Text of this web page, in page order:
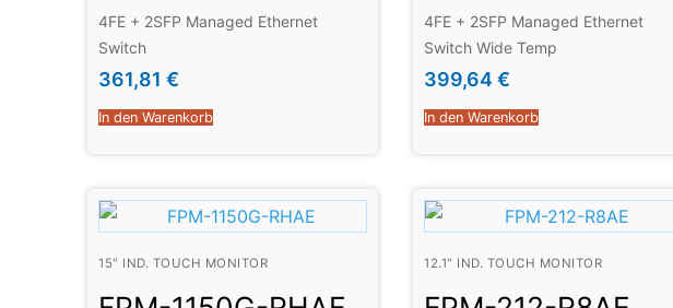
4FE + 2SFP Managed Ethernet
Switch
361,81 €
In den Warenkorb
4FE + 2SFP Managed Ethernet
Switch Wide Temp
399,64€
In den Warenkorb
15" IND. TOUCH MONITOR 12.1" IND. TOUCH MONITOR